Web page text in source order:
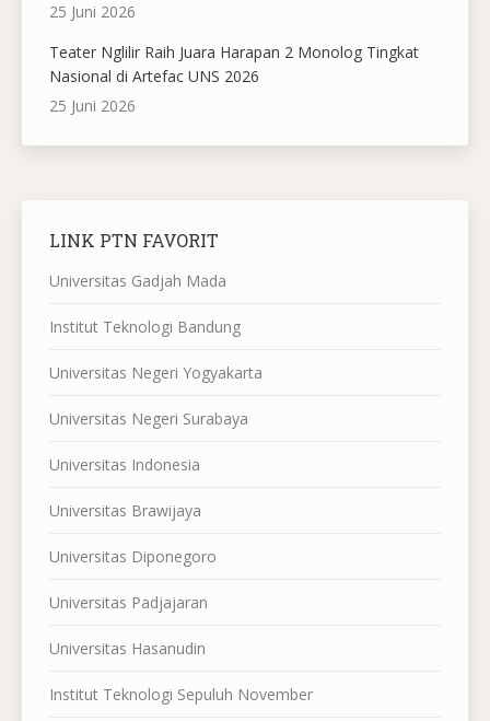
25 Juni 2026
Teater Nglilir Raih Juara Harapan 2 Monolog Tingkat
Nasional di Artefac UNS 2026
25 Juni 2026
LINK PTN FAVORIT
Universitas Gadjah Mada
Institut Teknologi Bandung
Universitas Negeri Yogyakarta
Universitas Negeri Surabaya
Universitas Indonesia
Universitas Brawijaya
Universitas Diponegoro
Universitas Padjajaran
Universitas Hasanudin
Institut Teknologi Sepuluh November